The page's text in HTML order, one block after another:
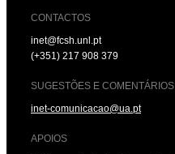
CONTACTOS
inet@fcsh.unl.pt
(+351) 217 908 379
SUGESTÕES E COMENTÁRIOS
inet-comunicacao@ua.pt
APOIOS